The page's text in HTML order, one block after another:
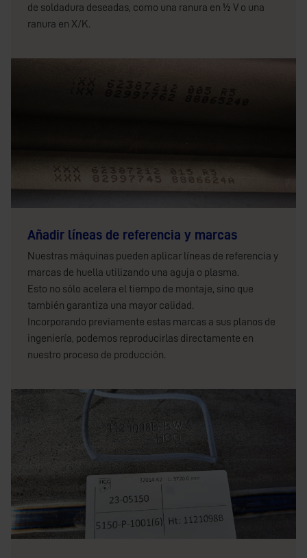
de soldadura deseadas, como una ranura en ½ V o una
ranura en X/K.
Añadir líneas de referencia y marcas
Nuestras máquinas pueden aplicar líneas de referencia y
marcas de huella utilizando una aguja o plasma.
Esto no sólo acelera el tiempo de montaje, sino que
también garantiza una mayor calidad.
Incorporando previamente estas marcas a sus planos de
ingeniería, podemos reproducirlas directamente en
nuestro proceso de producción.